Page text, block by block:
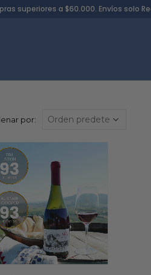
superiores a $60.000. Envíos solo
por: